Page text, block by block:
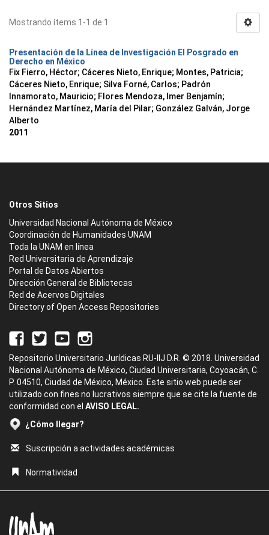
Mostrando ítems 1-1 de 1
Presentación de la Línea de Investigación El Posgrado en
Derecho en México
Fix Fierro, Héctor; Cáceres Nieto, Enrique; Montes, Patricia;
Cáceres Nieto, Enrique; Silva Forné, Carlos; Padrón
Innamorato, Mauricio; Flores Mendoza, Imer Benjamín;
Hernández Martínez, María del Pilar; González Galván, Jorge
Alberto
2011
Otros Sitios
Universidad Nacional Autónoma de México
Coordinación de Humanidades UNAM
Toda la UNAM en línea
Red Universitaria de Aprendizaje
Portal de Datos Abiertos
Dirección General de Bibliotecas
Red de Acervos Digitales
Directory of Open Access Repositories
Repositorio Universitario Jurídicas RU-IIJ D.R. © 2018. Universidad
Nacional Autónoma de México, Ciudad Universitaria, Coyoacán, C.
P. 04510, Ciudad de México, México. Este sitio web puede ser
utilizado con fines no lucrativos siempre que se cite la fuente de
conformidad con el AVISO LEGAL.
¿Cómo llegar?
Suscripción a actividades académicas
Normatividad